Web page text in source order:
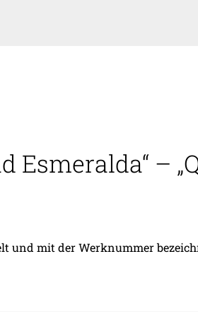
Esmeralda“ –
mit der Werknummer